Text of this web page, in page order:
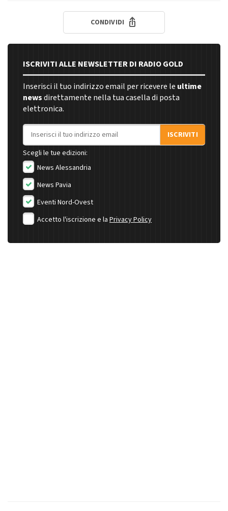
CONDIVIDI
ISCRIVITI ALLE NEWSLETTER DI RADIO GOLD
Inserisci il tuo indirizzo email per ricevere le ultime
newsdirettamente nella tua casella di posta
elettronica.
Indirizzo email
ISCRIVITI
Scegli le tue edizioni:
News Alessandria
News Pavia
Eventi Nord-Ovest
Accetto l'iscrizione e la Privacy Policy